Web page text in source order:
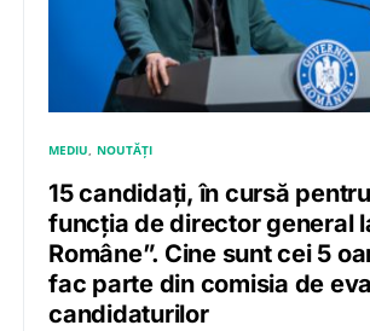
MEDIU NOUTĂȚI
15 candidați, în cursă
funcția de director general
Române”. Cine sunt cei 5
fac parte din comisia de
candidaturilor